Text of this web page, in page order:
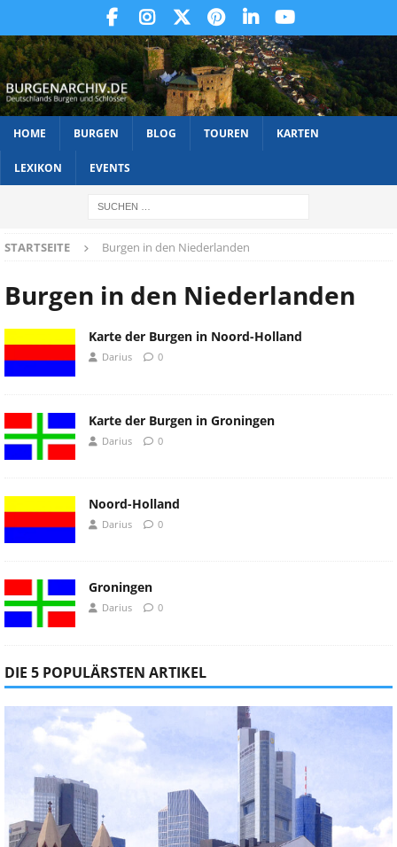
HOME BURGEN BLOG TOUREN KARTEN
LEXIKON EVENTS
STARTSEITE Burgen in den Niederlanden
Burgen in den Niederlanden
Karte der Burgen in Noord-Holland
Darius 0
Karte der Burgen in Groningen
Darius 0
Noord-Holland
Darius 0
Groningen
Darius 0
DIE 5 POPULÄRSTEN ARTIKEL